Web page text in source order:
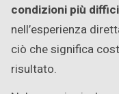
condizioni più
nell’esperienza
ciò che significa
risultato.